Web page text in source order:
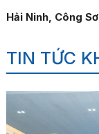
Hải Ninh, Công
TIN TỨC